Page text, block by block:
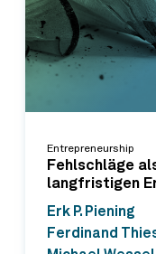
Entrepreneurship
Fehlschläge
langfristigen
Erk P. Piening
Ferdinand